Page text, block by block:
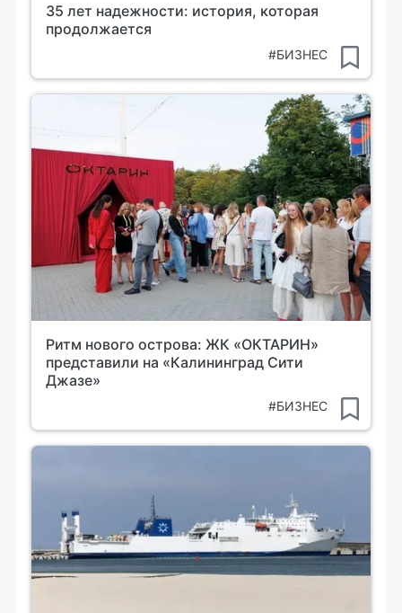
35 лет надежности: история, которая
продолжается
#БИЗНЕС
Ритм нового острова: ЖК «ОКТАРИН»
представили на «Калининград Сити
Джазе»
#БИЗНЕС